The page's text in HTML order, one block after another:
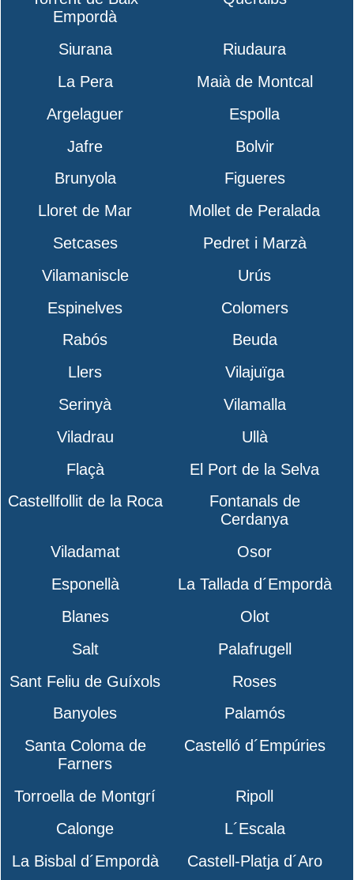
Empordà
Siurana
Riudaura
La Pera
Maià de Montcal
Argelaguer
Espolla
Jafre
Bolvir
Brunyola
Figueres
Lloret de Mar
Mollet de Peralada
Setcases
Pedret i Marzà
Vilamaniscle
Urús
Espinelves
Colomers
Rabós
Beuda
Llers
Vilajuïga
Serinyà
Vilamalla
Viladrau
Ullà
Flaçà
El Port de la Selva
Castellfollit de la Roca
Fontanals de
Cerdanya
Viladamat
Osor
Esponellà
La Tallada d´Empordà
Blanes
Olot
Salt
Palafrugell
Sant Feliu de Guíxols
Roses
Banyoles
Palamós
Santa Coloma de
Farners
Castelló d´Empúries
Torroella de Montgrí
Ripoll
Calonge
L´Escala
La Bisbal d´Empordà
Castell-Platja d´Aro